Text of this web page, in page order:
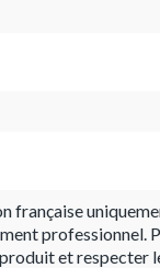
française
professionnel.
et respecter